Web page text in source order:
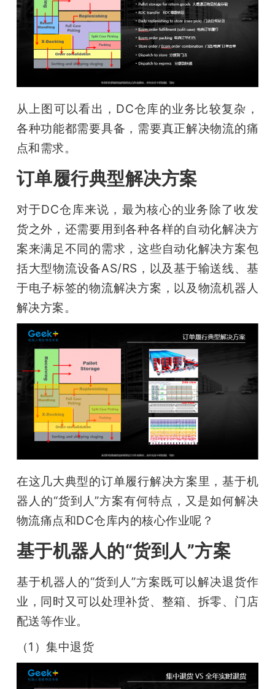
从上图可以看出，DC仓库的业务比较复杂，
各种功能都需要具备，需要真正解决物流的痛
点和需求。
订单履行典型解决方案
对于DC仓库来说，最为核心的业务除了收发
货之外，还需要用到各种各样的自动化解决方
案来满足不同的需求，这些自动化解决方案包
括大型物流设备AS/RS，以及基于输送线、基
于电子标签的物流解决方案，以及物流机器人
解决方案。
在这几大典型的订单履行解决方案里，基于机
器人的“货到人”方案有何特点，又是如何解决
物流痛点和DC仓库内的核心作业呢？
基于机器人的“货到人”方案
基于机器人的“货到人”方案既可以解决退货作
业，同时又可以处理补货、整箱、拆零、门店
配送等作业。
（1）集中退货